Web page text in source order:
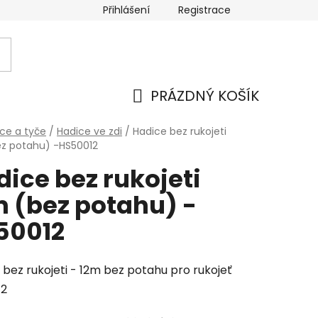
Přihlášení Registrace
PRÁZDNÝ KOŠÍK
a tyče / Hadice ve zdi / Hadice bez rukojeti
potahu) -HS50012
bez rukojeti
(bez potahu) -
bez rukojeti - 12m bez potahu pro rukojeť